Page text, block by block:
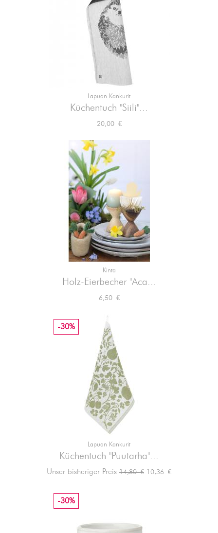
Lapuan Kankurit
Küchentuch "Siili"...
Preis
20,00 €
Kinta
Holz-Eierbecher "Aca...
Preis
6,50 €
Lapuan Kankurit
Küchentuch "Puutarha"...
Unser bisheriger Preis Verkaufspreis
14,80 €
-30%
Preis
10,36 €
-30%